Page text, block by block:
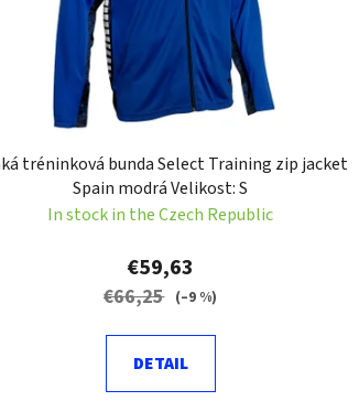
tréninková bunda Select Training zip jacket
Spain modrá Velikost: S
In stock in the Czech Republic
€59,63
€66,25 (–9 %)
DETAIL